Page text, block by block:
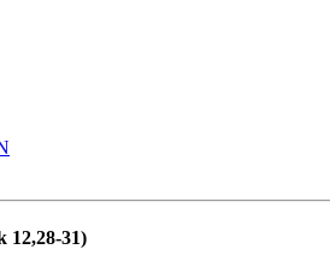
12,28-31)